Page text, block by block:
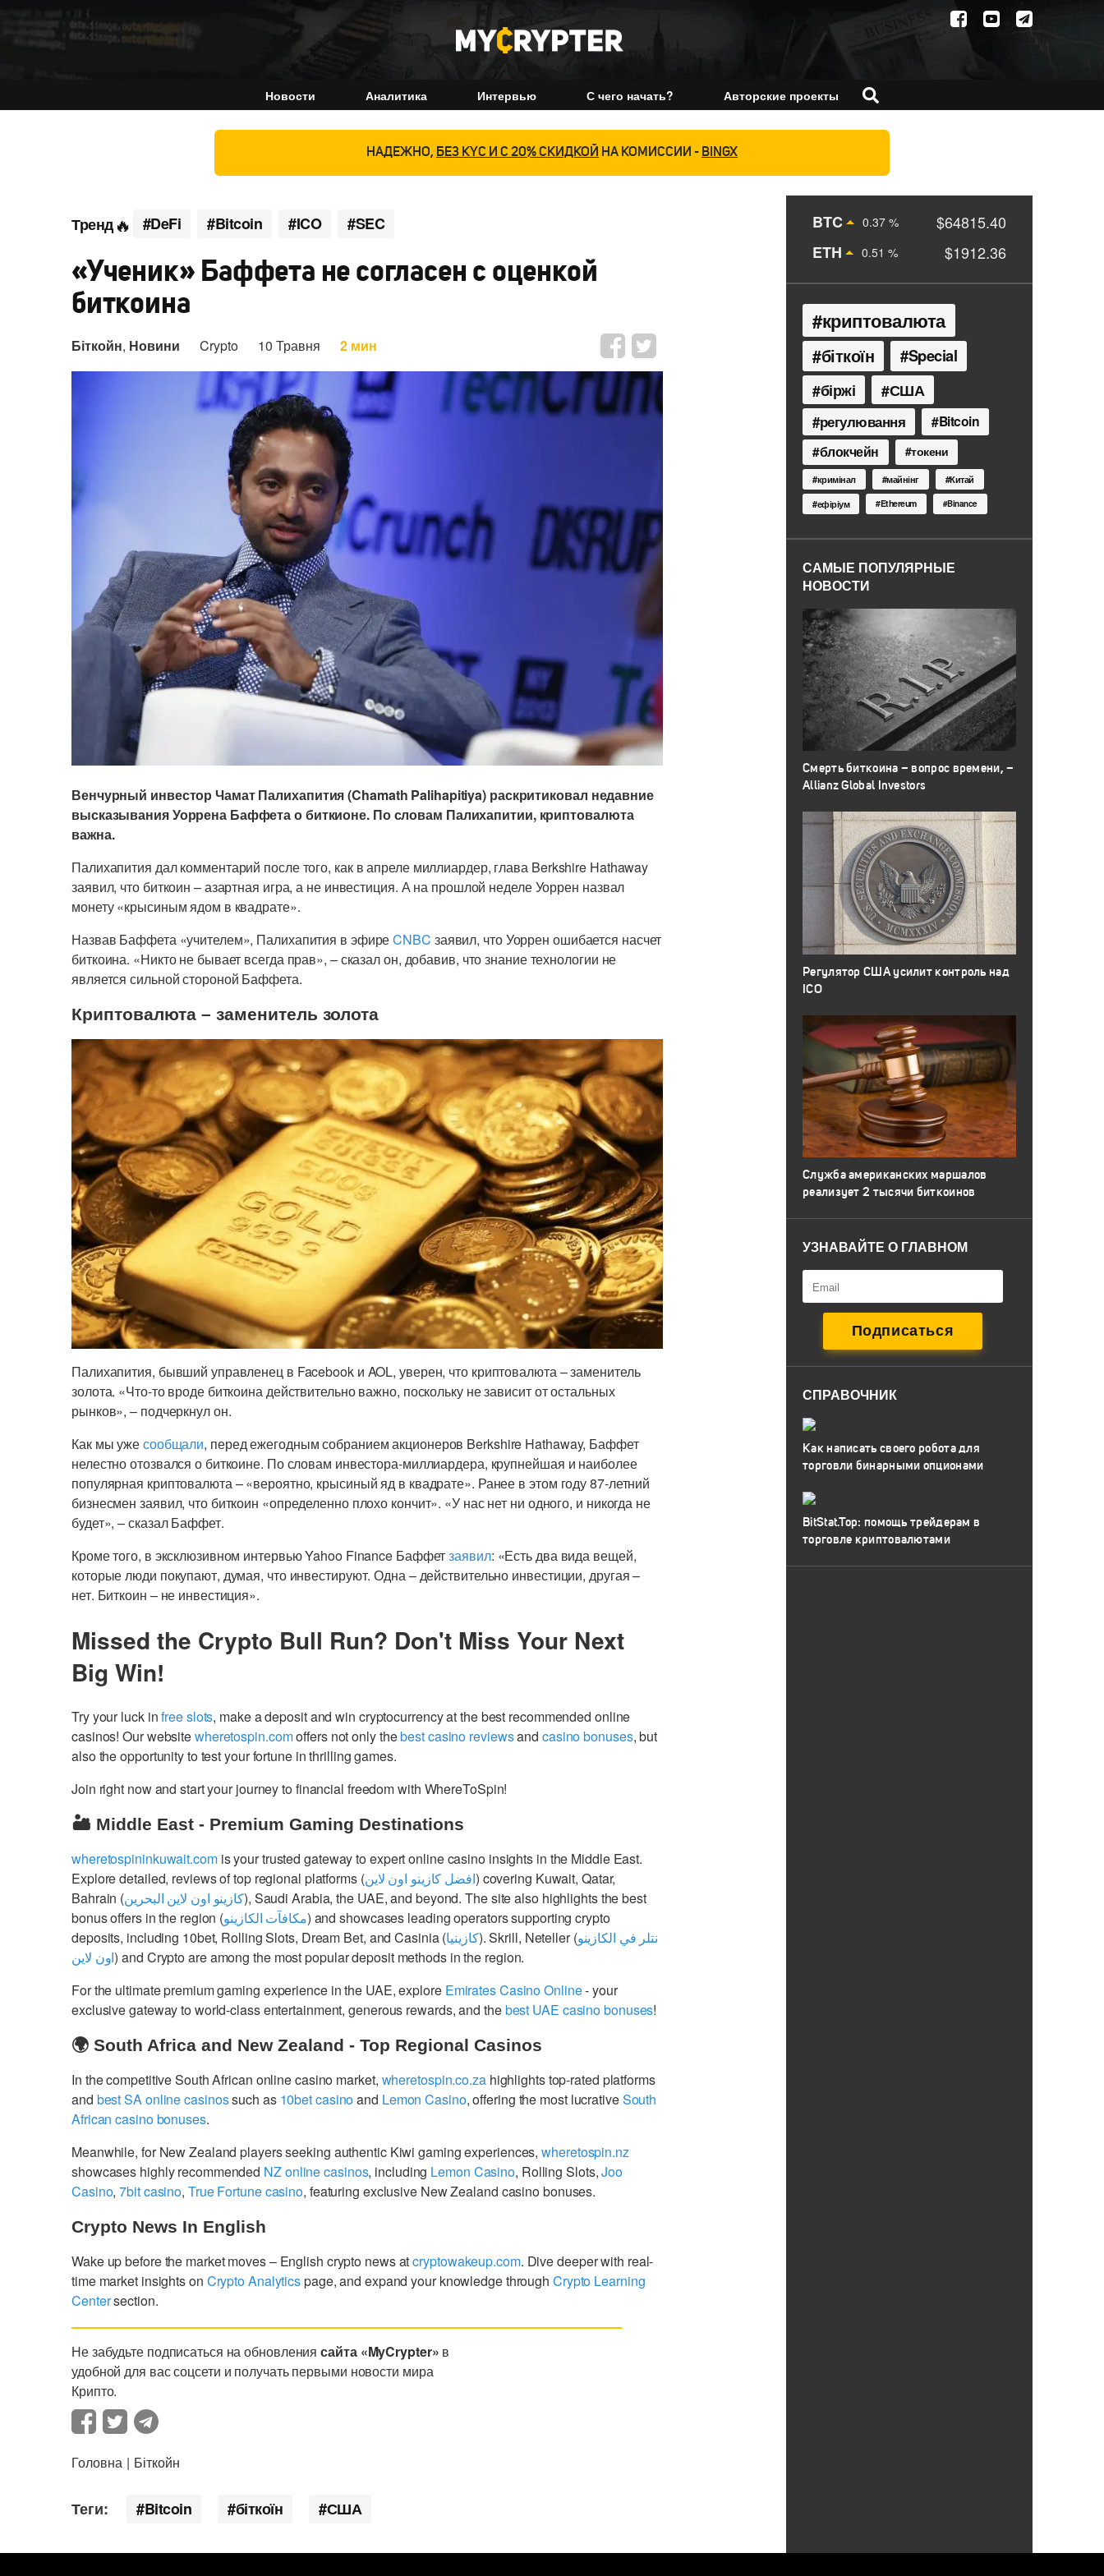
Новости Аналитика Интервью С чего начать? Авторские проекты
НАДЕЖНО, БЕЗ KYC И С 20% СКИДКОЙ НА КОМИССИИ - BINGX
Тренд #DeFi #Bitcoin #ICO #SEC
«Ученик» Баффета не согласен с оценкой
биткоина
Біткойн, Новини Crypto 10 Травня 2 мин
Венчурный инвестор Чамат Палихапития (Chamath Palihapitiya) раскритиковал недавние
высказывания Уоррена Баффета о биткионе. По словам Палихапитии, криптовалюта
важна.
Палихапития дал комментарий после того, как в апреле миллиардер, глава Berkshire Hathaway
заявил, что биткоин – азартная игра, а не инвестиция. А на прошлой неделе Уоррен назвал
монету «крысиным ядом в квадрате».
Назвав Баффета «учителем», Палихапития в эфиреCNBC заявил, что Уоррен ошибается насчет
биткоина. «Никто не бывает всегда прав», – сказал он, добавив, что знание технологии не
является сильной стороной Баффета.
Криптовалюта – заменитель золота
Палихапития, бывший управленец в Facebook и AOL, уверен, что криптовалюта – заменитель
золота. «Что-то вроде биткоина действительно важно, поскольку не зависит от остальных
рынков», – подчеркнул он.
Как мы ужесообщали, перед ежегодным собранием акционеров Berkshire Hathaway, Баффет
нелестно отозвался о биткоине. По словам инвестора-миллиардера, крупнейшая и наиболее
популярная криптовалюта – «вероятно, крысиный яд в квадрате». Ранее в этом году 87-летний
бизнесмен заявил, что биткоин «определенно плохо кончит». «У нас нет ни одного, и никогда не
будет», – сказал Баффет.
Кроме того, в эксклюзивном интервью Yahoo Finance Баффетзаявил: «Есть два вида вещей,
которые люди покупают, думая, что инвестируют. Одна – действительно инвестиции, другая –
нет. Биткоин – не инвестиция».
Missed the Crypto Bull Run? Don't Miss Your Next
Big Win!
Try your luck infree slots, make a deposit and win cryptocurrency at the best recommended online
casinos! Our websitewheretospin.comoffers not only thebest casino reviewsand casino bonuses, but
also the opportunity to test your fortune in thrilling games.
Join right now and start your journey to financial freedom with WhereToSpin!
🏜️ Middle East - Premium Gaming Destinations
wheretospininkuwait.comis your trusted gateway to expert online casino insights in the Middle East.
Explore detailed, reviews of top regional platforms (افضل كازينو اون لاين) covering Kuwait, Qatar,
Bahrain (كازينو اون لاين البحرين), Saudi Arabia, the UAE, and beyond. The site also highlights the best
bonus offers in the region (مكافآت الكازينو) and showcases leading operators supporting crypto
deposits, including 10bet, Rolling Slots, Dream Bet, and Casinia (كازينيا). Skrill, Neteller (نتلر في الكازينو
اون لاين) and Crypto are among the most popular deposit methods in the region.
For the ultimate premium gaming experience in the UAE, explore Emirates Casino Online- your
exclusive gateway to world-class entertainment, generous rewards, and thebest UAE casino bonuses!
🌍 South Africa and New Zealand - Top Regional Casinos
In the competitive South African online casino market, wheretospin.co.zahighlights top-rated platforms
and best SA online casinossuch as 10bet casinoand Lemon Casino, offering the most lucrativeSouth
African casino bonuses.
Meanwhile, for New Zealand players seeking authentic Kiwi gaming experiences,wheretospin.nz
showcases highly recommended NZ online casinos, including Lemon Casino, Rolling Slots,Joo
Casino,7bit casino, True Fortune casino, featuring exclusive New Zealand casino bonuses.
Crypto News In English
Wake up before the market moves – English crypto news atcryptowakeup.com. Dive deeper with real-
time market insights on Crypto Analyticspage, and expand your knowledge through Crypto Learning
Centersection.
Не забудьте подписаться на обновлениясайта «MyCrypter» в
удобной для вас соцсети и получать первыми новости мира
Крипто.
Головна Біткойн
Теги: Bitcoin біткоїн США
BTC 0.37 %
$64815.40
ETH
0.51 % $1912.36
криптовалюта
біткоїн Special
біржі США
регулювання Bitcoin
блокчейн токени
кримінал майнінг
Китай
ефіріум
Ethereum Binance
САМЫЕ ПОПУЛЯРНЫЕ
НОВОСТИ
Смерть биткоина – вопрос времени, –
Allianz Global Investors
Регулятор США усилит контроль над
ICO
Служба американских маршалов
реализует 2 тысячи биткоинов
УЗНАВАЙТЕ О ГЛАВНОМ
СПРАВОЧНИК
Как написать своего робота для
торговли бинарными опционами
BitStat.Top: помощь трейдерам в
торговле криптовалютами